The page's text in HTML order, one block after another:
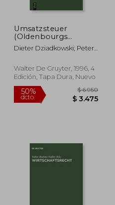
dcto.
Umsatzsteuer
(Oldenbourgs
Steuerfachbucher)
(en Alemán)
Dieter Dziadkowski; Peter
Walter De Gruyter, 1996, 4
Edición, Tapa Dura, Nuevo